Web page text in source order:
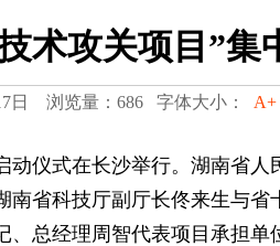
术攻关项目”集
日 浏览量：686 字体大小： A+
动仪式在长沙举行。湖南省
省科技厅副厅长佟来生与省
总经理周智代表项目承担单